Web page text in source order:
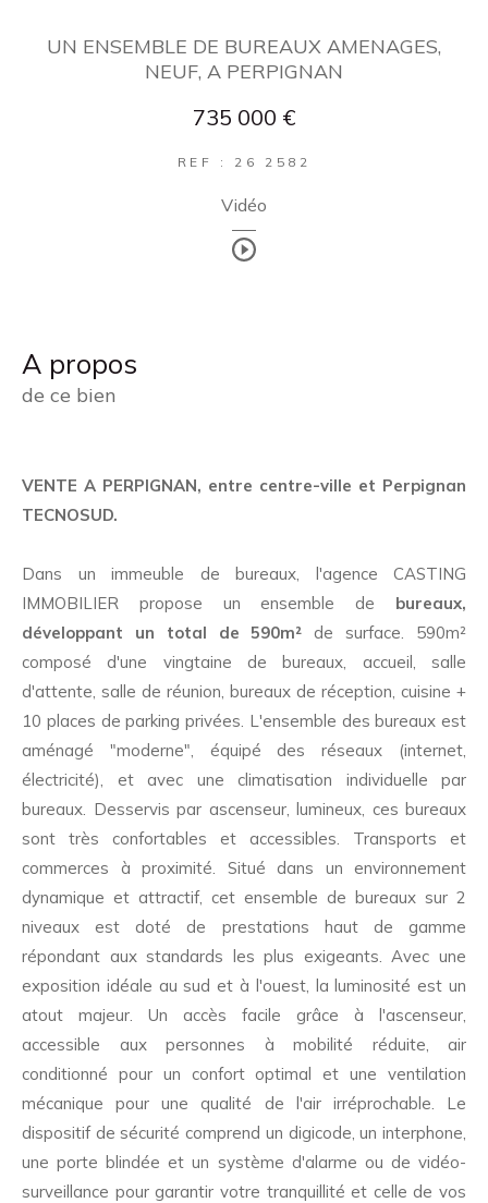
UN ENSEMBLE DE BUREAUX AMENAGES,
NEUF, A PERPIGNAN
735 000 €
REF : 26 2582
Vidéo
a propos
de ce bien
VENTE A PERPIGNAN, entre centre-ville et Perpignan
TECNOSUD.
Dans un immeuble de bureaux, l'agence CASTING
IMMOBILIER propose un ensemble de bureaux,
développant un total de 590m² de surface. 590m²
composé d'une vingtaine de bureaux, accueil, salle
d'attente, salle de réunion, bureaux de réception, cuisine +
10 places de parking privées. L'ensemble des bureaux est
aménagé "moderne", équipé des réseaux (internet,
électricité), et avec une climatisation individuelle par
bureaux. Desservis par ascenseur, lumineux, ces bureaux
sont très confortables et accessibles. Transports et
commerces à proximité. Situé dans un environnement
dynamique et attractif, cet ensemble de bureaux sur 2
niveaux est doté de prestations haut de gamme
répondant aux standards les plus exigeants. Avec une
exposition idéale au sud et à l'ouest, la luminosité est un
atout majeur. Un accès facile grâce à l'ascenseur,
accessible aux personnes à mobilité réduite, air
conditionné pour un confort optimal et une ventilation
mécanique pour une qualité de l'air irréprochable. Le
dispositif de sécurité comprend un digicode, un interphone,
une porte blindée et un système d'alarme ou de vidéo-
surveillance pour garantir votre tranquillité et celle de vos